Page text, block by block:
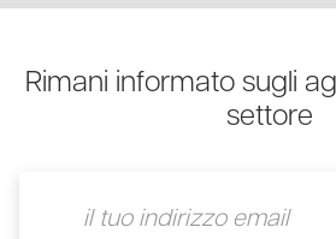
Rimani informato sugli
settore